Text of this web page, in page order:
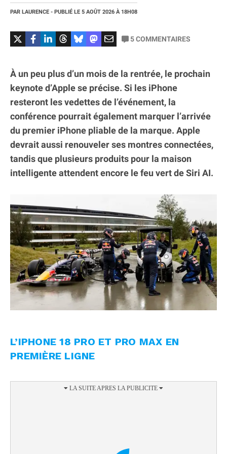
PAR LAURENCE - PUBLIÉ LE 5 AOÛT 2026 À 18H08
5COMMENTAIRES
À un peu plus d’un mois de la rentrée, le prochain
keynote d’Apple se précise. Si les iPhone
resteront les vedettes de l’événement, la
conférence pourrait également marquer l’arrivée
du premier iPhone pliable de la marque. Apple
devrait aussi renouveler ses montres connectées,
tandis que plusieurs produits pour la maison
intelligente attendent encore le feu vert de Siri AI.
L’IPHONE 18 PRO ET PRO MAX EN
PREMIÈRE LIGNE